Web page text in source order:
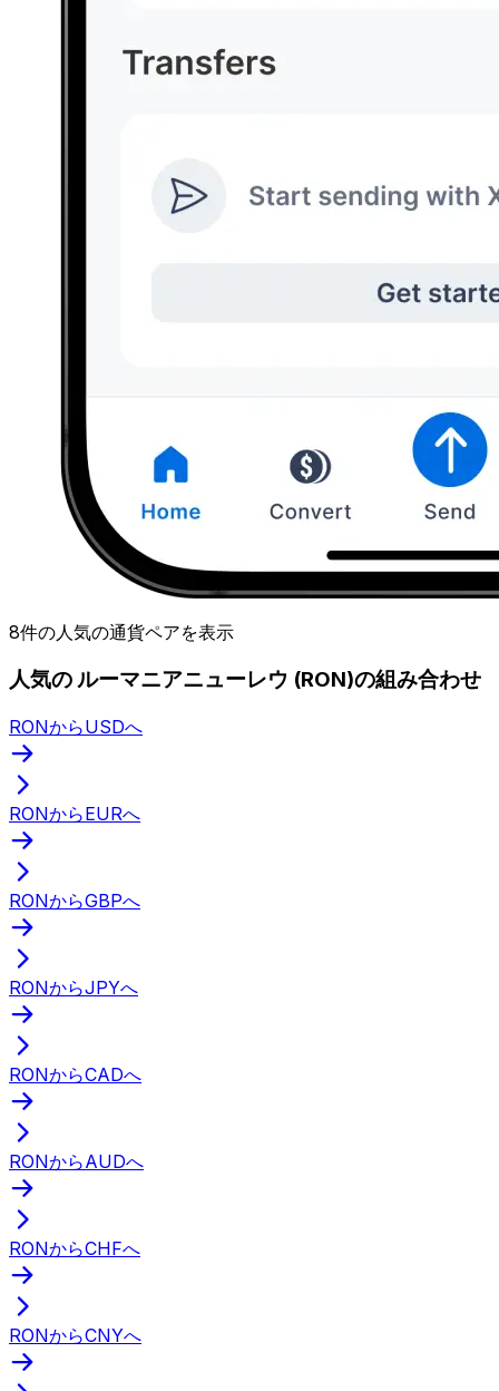
8件の人気の通貨ペアを表示
人気の ルーマニアニューレウ (RON)の組み合わせ
RONからUSDへ
RONからEURへ
RONからGBPへ
RONからJPYへ
RONからCADへ
RONからAUDへ
RONからCHFへ
RONからCNYへ